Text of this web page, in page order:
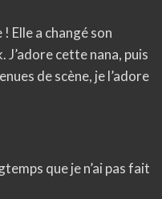
Elle a changé son
cette nana, puis
de scène, je l’adore
que je n’ai pas fait